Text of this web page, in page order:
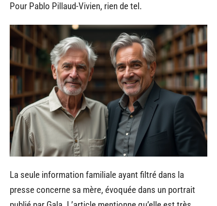
Pour Pablo Pillaud-Vivien, rien de tel.
La seule information familiale ayant filtré dans la
presse concerne sa mère, évoquée dans un portrait